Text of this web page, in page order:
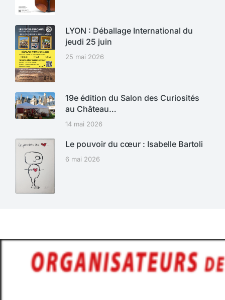
LYON : Déballage International du
jeudi 25 juin
25 mai 2026
19e édition du Salon des Curiosités
au Château…
14 mai 2026
Le pouvoir du cœur : Isabelle Bartoli
6 mai 2026